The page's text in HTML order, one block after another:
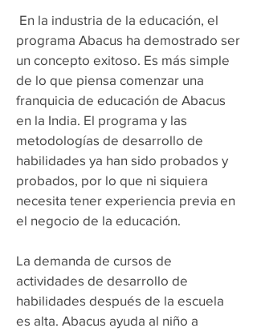
En la industria de la educación, el
programa Abacus ha demostrado ser
un concepto exitoso. Es más simple
de lo que piensa comenzar una
franquicia de educación de Abacus
en la India. El programa y las
metodologías de desarrollo de
habilidades ya han sido probados y
probados, por lo que ni siquiera
necesita tener experiencia previa en
el negocio de la educación.
La demanda de cursos de
actividades de desarrollo de
habilidades después de la escuela
es alta. Abacus ayuda al niño a